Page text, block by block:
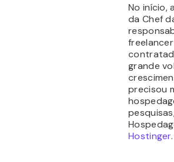
No início,
da Chef
grande
precisou
Hostinger.